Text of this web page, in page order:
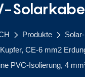
Produkte
CE-6 mm2
PVC-Isolierung, 4